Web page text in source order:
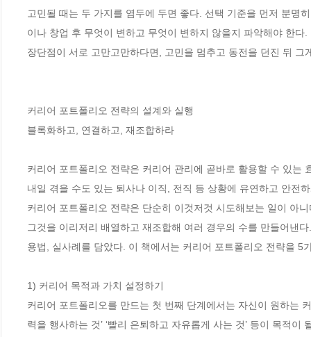
고민될 때는 두 가지를 염두에 두면 좋다. 선택 기준을 먼저 분명
이나 창업 후 무엇이 변하고 무엇이 변하지 않을지 파악해야 한
장단점이 서로 고만고만하다면, 고민을 멈추고 동전을 던진 뒤
커리어 포트폴리오 전략의 설계와 실행
블록화하고, 연결하고, 재조합하라
커리어 포트폴리오 전략은 커리어 관리에 곧바로 활용할 수 있는
내일 겪을 수도 있는 퇴사나 이직, 전직 등 상황에 유연하고 안전
커리어 포트폴리오 전략은 단순히 이것저것 시도해보는 일이 아
그것을 이리저리 배열하고 재조합해 여러 경우의 수를 만들어낸
용법, 실사례를 담았다. 이 책에서는 커리어 포트폴리오 전략을 5
1) 커리어 목적과 가치 설정하기
커리어 포트폴리오를 만드는 첫 번째 단계에서는 자신이 원하는
력을 행사하는 것’ ‘빨리 은퇴하고 자유롭게 사는 것’ 등이 목적